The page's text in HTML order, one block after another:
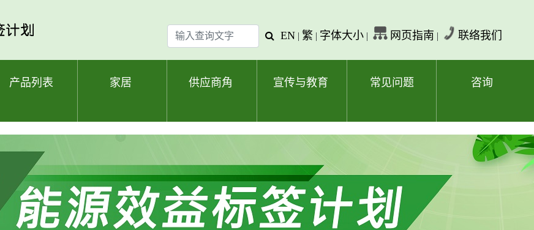
输
入
查
查
字
EN | 繁 | 字体大小 | 网页指南 | 联络我们
产品列表 家居 供应商角 宣传与教育 常见问题 咨询